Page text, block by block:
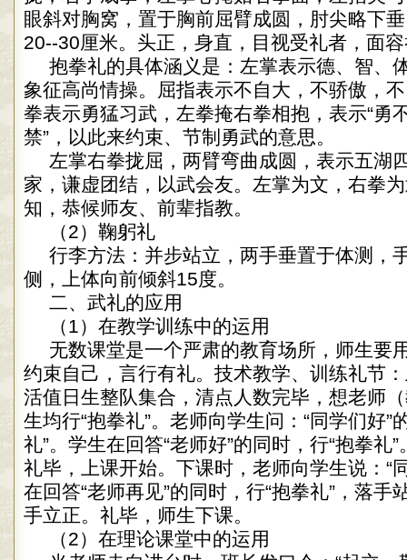
眼斜对胸窝，置于胸前屈臂成圆，肘尖略下
20--30厘米。头正，身直，目视受礼者，面
抱拳礼的具体涵义是：左掌表示德、智、
象征高尚情操。屈指表示不自大，不骄傲，不
拳表示勇猛习武，左拳掩右拳相抱，表示“勇
禁”，以此来约束、节制勇武的意思。
左掌右拳拢屈，两臂弯曲成圆，表示五湖
家，谦虚团结，以武会友。左掌为文，右拳
知，恭候师友、前辈指教。
（2）鞠躬礼
行李方法：并步站立，两手垂置于体测，
侧，上体向前倾斜15度。
二、武礼的应用
（1）在教学训练中的运用
无数课堂是一个严肃的教育场所，师生要
约束自己，言行有礼。技术教学、训练礼节
活值日生整队集合，清点人数完毕，想老师
生均行“抱拳礼”。老师向学生问：“同学们好”
礼”。学生在回答“老师好”的同时，行“抱拳礼
礼毕，上课开始。下课时，老师向学生说：“
在回答“老师再见”的同时，行“抱拳礼”，落手
手立正。礼毕，师生下课。
（2）在理论课堂中的运用